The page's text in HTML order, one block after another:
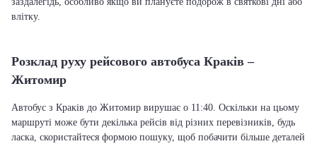
влітку.
Розклад руху рейсового автобуса Краків –
Житомир
Автобус з Краків до Житомир вирушає о 11:40. Оскільки на цьому
маршруті може бути декілька рейсів від різних перевізників, будь
ласка, скористайтеся формою пошуку, щоб побачити більше деталей